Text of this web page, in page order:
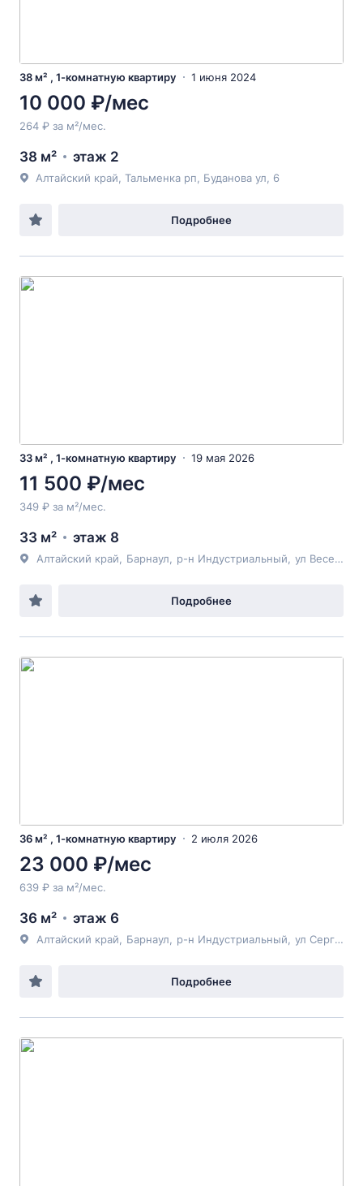
38 м² , 1-комнатную квартиру 1 июня 2024
10 000 ₽/мес
264 ₽ за м²/мес.
38 м² этаж 2
Алтайский край, Тальменка рп, Буданова ул, 6
Подробнее
33 м² , 1-комнатную квартиру 19 мая 2026
11 500 ₽/мес
349 ₽ за м²/мес.
33 м² этаж 8
Алтайский край Барнаул р-н Индустриальный ул Весенняя
Подробнее
36 м² , 1-комнатную квартиру 2 июля 2026
23 000 ₽/мес
639 ₽ за м²/мес.
36 м² этаж 6
Алтайский край Барнаул р-н Индустриальный ул Сергея Ускова
Подробнее